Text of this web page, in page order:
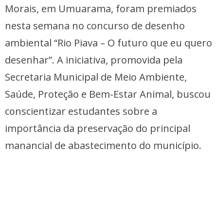
Morais, em Umuarama, foram premiados
nesta semana no concurso de desenho
ambiental “Rio Piava – O futuro que eu quero
desenhar”. A iniciativa, promovida pela
Secretaria Municipal de Meio Ambiente,
Saúde, Proteção e Bem-Estar Animal, buscou
conscientizar estudantes sobre a
importância da preservação do principal
manancial de abastecimento do município.